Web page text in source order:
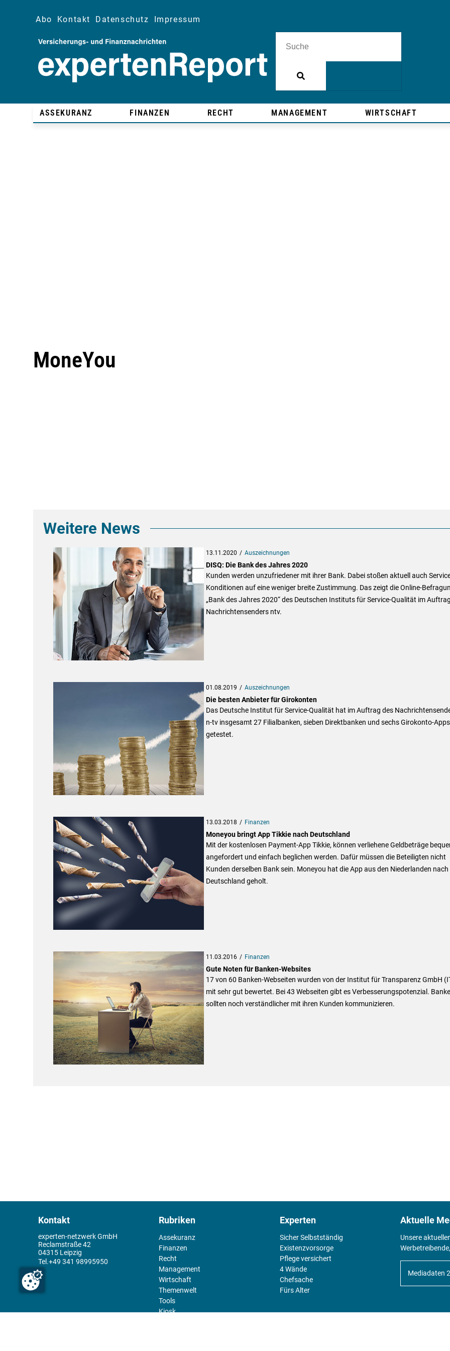
Abo Kontakt Datenschutz Impressum
ASSEKURANZ FINANZEN RECHT MANAGEMENT WIRTSCHAFT
MoneYou
Weitere News
13.11.2020 Auszeichnungen
DISQ: Die Bank des Jahres 2020
Kunden werden unzufriedener mit ihrer Bank. Dabei stoßen aktuell auch
Konditionen auf eine weniger breite Zustimmung. Das zeigt die Online-
„Bank des Jahres 2020“ des Deutschen Instituts für Service-Qualität im
Nachrichtensenders ntv.
01.08.2019 Auszeichnungen
Die besten Anbieter für Girokonten
Das Deutsche Institut für Service-Qualität hat im Auftrag des
n-tv insgesamt 27 Filialbanken, sieben Direktbanken und sechs Girokonto-Apps
getestet.
13.03.2018 Finanzen
Moneyou bringt App Tikkie nach Deutschland
Mit der kostenlosen Payment-App Tikkie, können verliehene Geldbeträge
angefordert und einfach beglichen werden. Dafür müssen die Beteiligten nicht
Kunden derselben Bank sein. Moneyou hat die App aus den Niederlanden nach
Deutschland geholt.
11.03.2016 Finanzen
Gute Noten für Banken-Websites
17 von 60 Banken-Webseiten wurden von der Institut für Transparenz GmbH
mit sehr gut bewertet. Bei 43 Webseiten gibt es Verbesserungspotenzial.
sollten noch verständlicher mit ihren Kunden kommunizieren.
Kontakt
experten-netzwerk GmbH
Reclamstraße 42
04315 Leipzig
+49 341 98995950
Rubriken
Assekuranz
Finanzen
Recht
Management
Wirtschaft
Themenwelt
Tools
Kiosk
Experten
Sicher Selbstständig
Existenz­vorsorge
Pflege versichert
4 Wände
Chefsache
Fürs Alter
Aktuelle
Unsere
Mediadaten